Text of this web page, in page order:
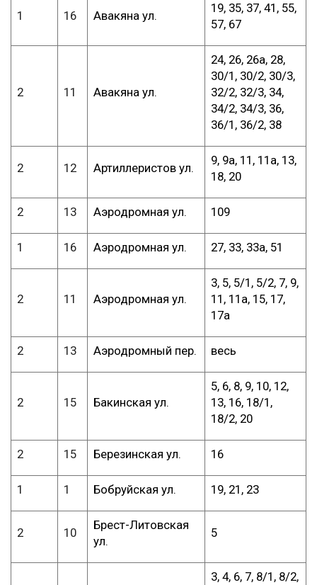
1 16 Авакяна ул.
19, 35, 37, 41, 55,
57, 67
2 11 Авакяна ул.
24, 26, 26а, 28,
30/1, 30/2, 30/3,
32/2, 32/3, 34,
34/2, 34/3, 36,
36/1, 36/2, 38
2 12 Артиллеристов ул.
9, 9а, 11, 11а, 13,
18, 20
2 13 Аэродромная ул. 109
1 16 Аэродромная ул. 27, 33, 33а, 51
2 11 Аэродромная ул.
3, 5, 5/1, 5/2, 7, 9,
11, 11а, 15, 17,
17а
2 13 Аэродромный пер. весь
2 15 Бакинская ул.
5, 6, 8, 9, 10, 12,
13, 16, 18/1,
18/2, 20
2 15 Березинская ул. 16
1 1 Бобруйская ул. 19, 21, 23
2 10
Брест-Литовская
ул.
5
3, 4, 6, 7, 8/1, 8/2,